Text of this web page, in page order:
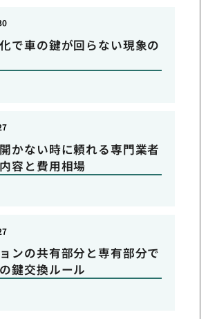
で車の鍵が回らない現象の
かない時に頼れる専門業者
容と費用相場
ンの共有部分と専有部分で
鍵交換ルール